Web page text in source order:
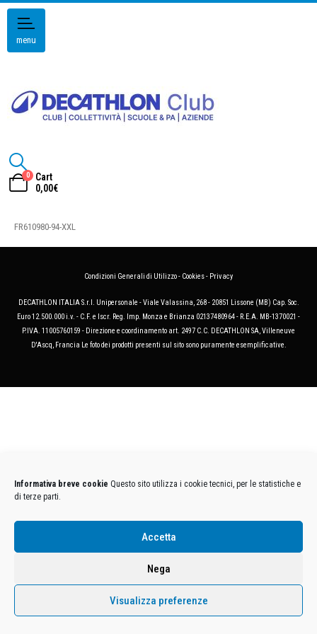
Informativa breve cookie Questo sito utilizza i cookie tecnici, per le statistiche e
di terze parti.
Accetta
Nega
Visualizza preferenze
menu
0
Cart
0,00€
FR610980-94-XXL
Condizioni Generali di Utilizzo- Cookies- Privacy
DECATHLON ITALIA S.r.l. Unipersonale - Viale Valassina, 268 - 20851 Lissone (MB) Cap. Soc.
Euro 12.500.000 i.v. - C.F. e Iscr. Reg. Imp. Monza e Brianza 02137480964 - R.E.A. MB-1370021 -
P.IVA. 11005760159 - Direzione e coordinamento art. 2497 C.C. DECATHLON SA, Villeneuve
D'Ascq, Francia Le foto dei prodotti presenti sul sito sono puramente esemplificative.